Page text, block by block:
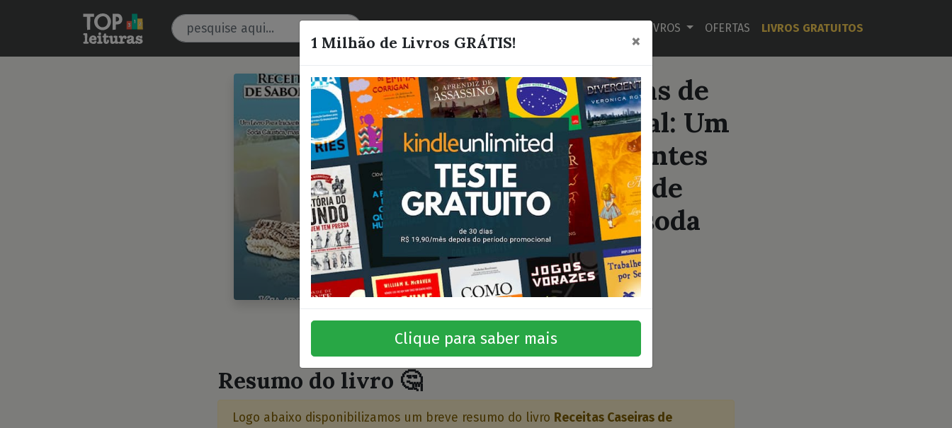
LIVROS OFERTAS LIVROS GRATUITOS
⭐⭐⭐
Receitas Caseiras de
Sabonete Natural: Um
livro para iniciantes
sobre produção de
sabonetes sem soda
cáustica
Kimberly Brian
Quero este livro!
Resumo do livro 🤔
Logo abaixo disponibilizamos um breve resumo do livro Receitas Caseiras de
1 Milhão de Livros GRÁTIS! ×
Clique para saber mais